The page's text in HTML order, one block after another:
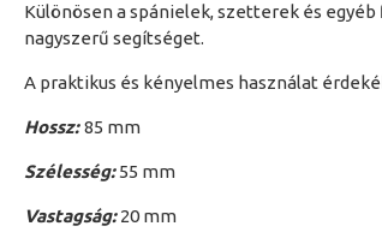
Különösen a spánielek, szetterek és
nagyszerű segítséget.
A praktikus és kényelmes használat
Hossz:85 mm
Szélesség:55 mm
Vastagság:20 mm